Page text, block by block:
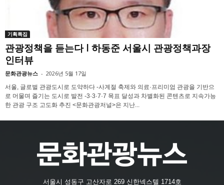
기획특집
관광정책을 듣는다 l 하동준 서울시 관광정책과장
인터뷰
문화관광뉴스 - 2026년 5월 17일
서울, 글로벌 관광도시로 도약하다 -사계절 축제와 의료·프리미엄 관광을 기반으
로 머물며 즐기는 도시로 발전 -3·3·7·7 목표 달성과 차별화된 콘텐츠로 지속가능
한 관광 구조 고도화 추진 <문화관광저널>은 지난...
서울시 성동구 고산자로 269 신한넥스텔 1714호